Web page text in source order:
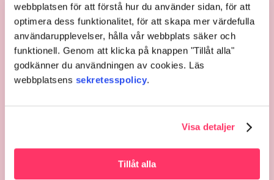
webbplatsen för att förstå hur du använder sidan, för att
optimera dess funktionalitet, för att skapa mer värdefulla
användarupplevelser, hålla vår webbplats säker och
funktionell. Genom att klicka på knappen "Tillåt alla"
godkänner du användningen av cookies. Läs
webbplatsens sekretesspolicy.
Visa detaljer
Tillåt alla
06 521 5500
info@ttbotnia.fi